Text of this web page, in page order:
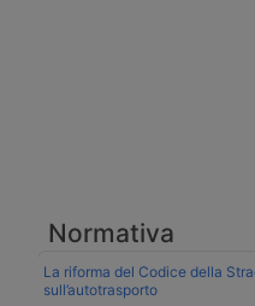
Normativa
La riforma del Codice della
sull’autotrasporto